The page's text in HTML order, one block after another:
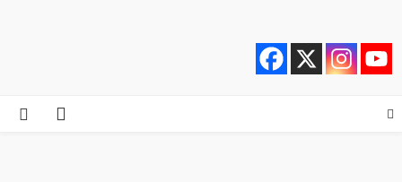
Quebrando o Controle